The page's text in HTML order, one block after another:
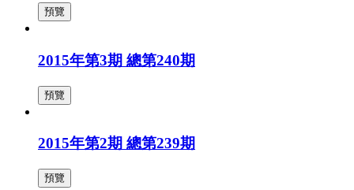
預覽
2015年第3期 總第240期
預覽
2015年第2期 總第239期
預覽